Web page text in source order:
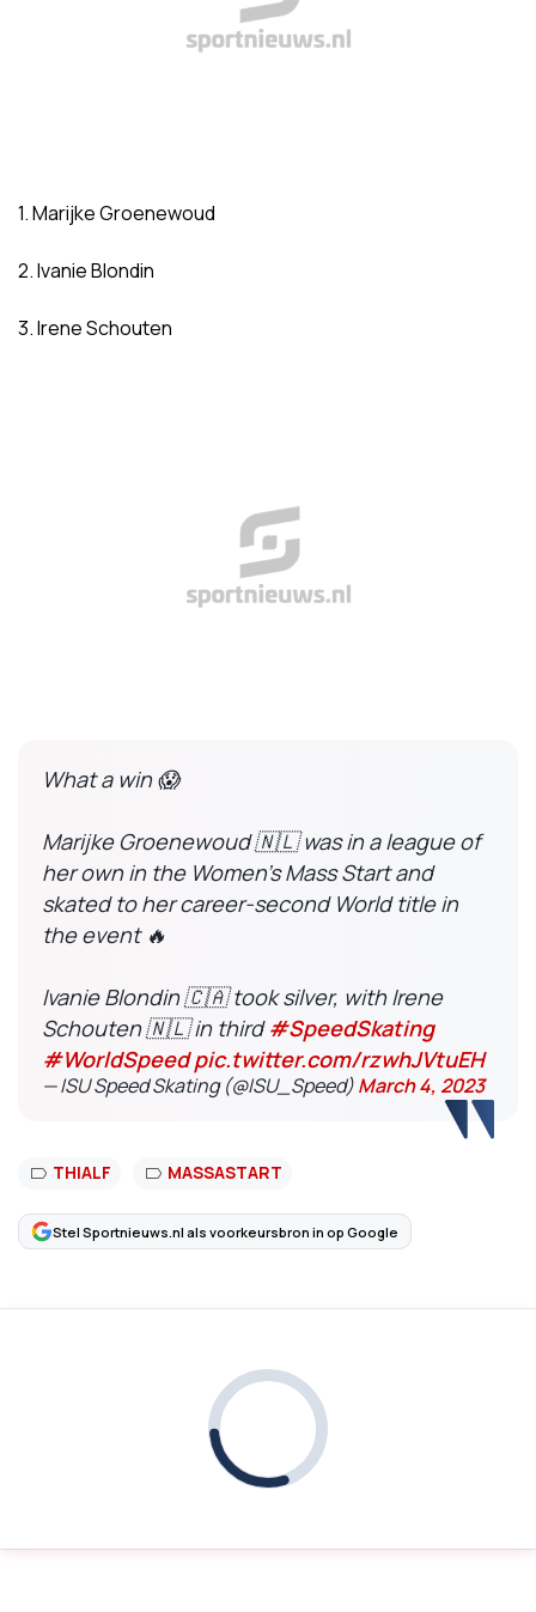
1. Marijke Groenewoud
2. Ivanie Blondin
3. Irene Schouten
What a win 😱
Marijke Groenewoud 🇳🇱 was in a league of
her own in the Women's Mass Start and
skated to her career-second World title in
the event 🔥
Ivanie Blondin 🇨🇦 took silver, with Irene
Schouten 🇳🇱 in third#SpeedSkating
#WorldSpeed pic.twitter.com/rzwhJVtuEH
— ISU Speed Skating (@ISU_Speed)March 4, 2023
THIALF MASSASTART
Stel Sportnieuws.nl als voorkeursbron in op Google